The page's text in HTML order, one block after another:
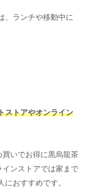
、ランチや移動中に
ストアやオンライン
買いでお得に黒烏龍茶
ンストアでは家まで
おすすめです。